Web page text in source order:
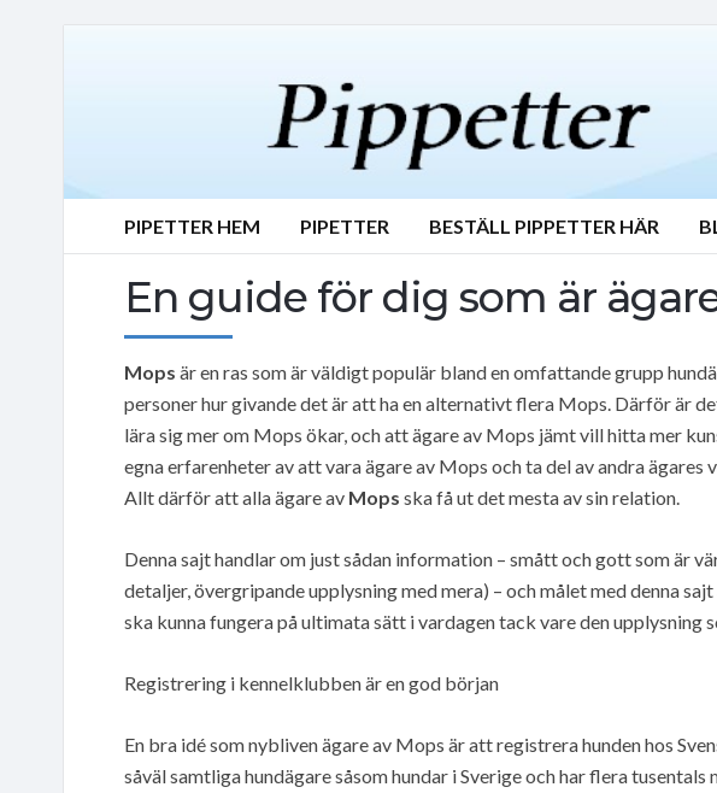
PIPETTER HEM PIPETTER BESTÄLL PIPPETTER HÄR
En guide för dig som är
Mops är en ras som är väldigt populär bland en omfattande grupp
personer hur givande det är att ha en alternativt flera Mops. Därför är
lära sig mer om Mops ökar, och att ägare av Mops jämt vill hitta mer
egna erfarenheter av att vara ägare av Mops och ta del av andra ägares
Allt därför att alla ägare av Mops ska få ut det mesta av sin relation.
Denna sajt handlar om just sådan information – smått och gott som är
detaljer, övergripande upplysning med mera) – och målet med denna
ska kunna fungera på ultimata sätt i vardagen tack vare den upplysning
Registrering i kennelklubben är en god början
En bra idé som nybliven ägare av Mops är att registrera hunden hos
såväl samtliga hundägare såsom hundar i Sverige och har flera